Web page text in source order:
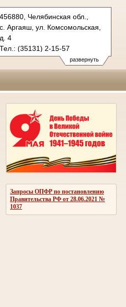
развернуть
456880, Челябинская обл.,
с. Аргаяш, ул. Комсомольская,
д. 4
Тел.: (35131) 2-15-57
arg.chel@sudrf.ru
Запросы ОПФР по постановлению
Правительства РФ от 28.06.2021 №
1037